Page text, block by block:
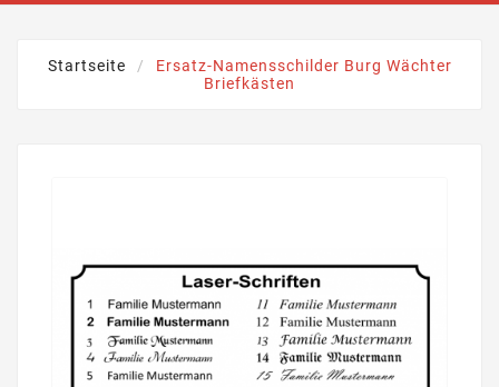
Startseite
Ersatz-Namensschilder Burg Wächter
Briefkästen